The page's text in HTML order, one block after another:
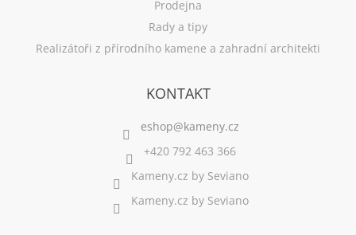
Prodejna
Rady a tipy
Realizátoři z přírodního kamene a zahradní architekti
KONTAKT
+420 792 463 366
Kameny.cz by Seviano
Kameny.cz by Seviano